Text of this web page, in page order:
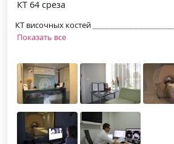
КТ 64 среза
КТ височных костей
Показать все